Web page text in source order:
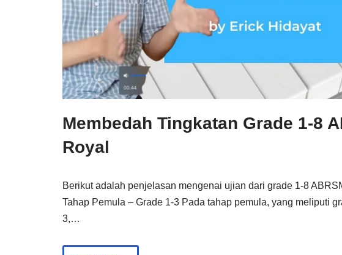
Membedah Tingkatan Grade 1-8
Royal
Berikut adalah penjelasan mengenai ujian dari grade 1-8
Tahap Pemula – Grade 1-3 Pada tahap pemula, yang meliputi
3,…